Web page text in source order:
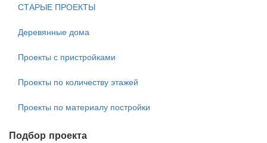
СТАРЫЕ ПРОЕКТЫ
Деревянные дома
Проекты с пристройками
Проекты по количеству этажей
Проекты по материалу постройки
Подбор проекта